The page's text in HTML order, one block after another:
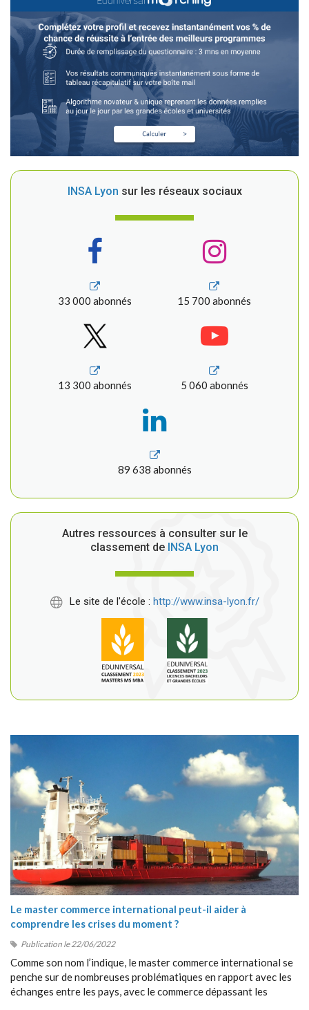
INSA Lyon sur les réseaux sociaux
33 000 abonnés 15 700 abonnés
13 300 abonnés 5 060 abonnés
89 638 abonnés
Autres ressources à consulter sur le
classement de INSA Lyon
Le site de l'école : http://www.insa-lyon.fr/
Le master commerce international peut-il aider à
comprendre les crises du moment ?
Publication le 22/06/2022
Comme son nom l’indique, le master commerce international se
penche sur de nombreuses problématiques en rapport avec les
échanges entre les pays, avec le commerce dépassant les